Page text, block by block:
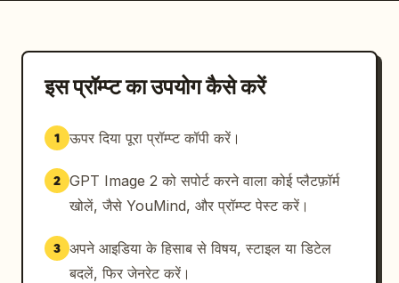
इस प्रॉम्प्ट का उपयोग कैसे करें
1 ऊपर दिया पूरा प्रॉम्प्ट कॉपी करें।
2 GPT Image 2 को सपोर्ट करने वाला कोई प्लैटफ़ॉर्म
खोलें, जैसे YouMind, और प्रॉम्प्ट पेस्ट करें।
3 अपने आइडिया के हिसाब से विषय, स्टाइल या डिटेल
बदलें, फिर जेनरेट करें।